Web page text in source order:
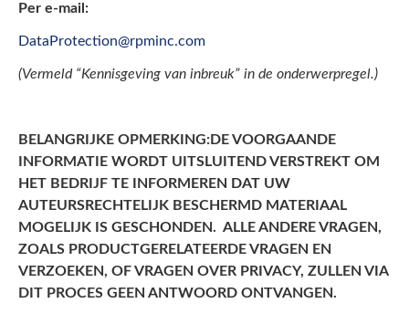
Per e-mail:
DataProtection@rpminc.com
(Vermeld “Kennisgeving van inbreuk” in de onderwerpregel.)
BELANGRIJKE OPMERKING:DE VOORGAANDE
INFORMATIE WORDT UITSLUITEND VERSTREKT OM
HET BEDRIJF TE INFORMEREN DAT UW
AUTEURSRECHTELIJK BESCHERMD MATERIAAL
MOGELIJK IS GESCHONDEN. ALLE ANDERE VRAGEN,
ZOALS PRODUCTGERELATEERDE VRAGEN EN
VERZOEKEN, OF VRAGEN OVER PRIVACY, ZULLEN VIA
DIT PROCES GEEN ANTWOORD ONTVANGEN.